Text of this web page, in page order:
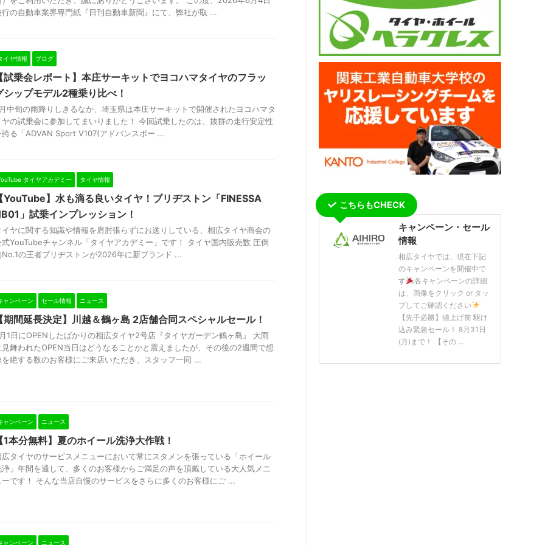
行の自動車業界専門紙『日刊自動車新聞』にて、弊社が取 ...
イヤ情報 ブログ
試乗会レポート】本庄サーキットでヨコハマタイヤのフラッ
シップモデル2種乗り比べ！
中旬の雨降りしきるなか、埼玉県は本庄サーキットで開催されたヨコハマタ
ヤの試乗会に参加してまいりました！ 今回試乗したのは、抜群の走行安定性
誇る「ADVAN Sport V107(アドバンスポー ...
タイヤアカデミー タイヤ情報
YouTube】水も滴る良いタイヤ！ブリヂストン「FINESSA
」試乗インプレッション！
イヤに関する知識や情報を肩肘張らずにお送りしている、相広タイヤ商会の
式YouTubeチャンネル「タイヤアカデミー」です！ タイヤ国内販売数 圧倒
No.1の王者ブリヂストンが2026年に新ブランド ...
ャンペーン セール情報 ニュース
期間延長決定】川越＆鶴ヶ島 2店舗合同スペシャルセール！
1日にOPENしたばかりの相広タイヤ2号店『タイヤガーデン鶴ヶ島』 大雨
見舞われたOPEN当日はどうなることかと震えましたが、その後の2週間で想
を絶する数のお客様にご来店いただき、スタッフ一同 ...
ャンペーン ニュース
1本分無料】夏のホイール洗浄大作戦！
広タイヤのサービスメニューにおいて常にスタメンを張っている「ホイール
浄」年間を通して、多くのお客様からご満足の声を頂戴している大人気メニ
ーです！ そんな当店自慢のサービスをさらに多くのお客様にご ...
ャンペーン ニュース
こちらもCHECK
キャンペーン・セール
情報
相広タイヤでは、現在下記
のキャンペーンを開催中で
す
各キャンペーンの詳細
は、画像をクリック or タッ
プしてご確認ください
【先手必勝】値上げ前 駆け
込み緊急セール！ 8月31日
(月)まで！ 【その ...